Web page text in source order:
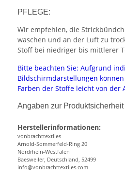
PFLEGE:
Wir empfehlen, die
waschen und an der Luft zu
Stoff bei niedriger bis mittlerer
Bitte beachten Sie: Aufgrund
Bildschirmdarstellungen
Farben der Stoffe leicht von der
Angaben zur Produktsicherheit
Herstellerinformationen:
vonbrachttextiles
Arnold-Sommerfeld-Ring 20
Nordrhein-Westfalen
Baesweiler, Deutschland, 52499
info@vonbrachttextiles.com